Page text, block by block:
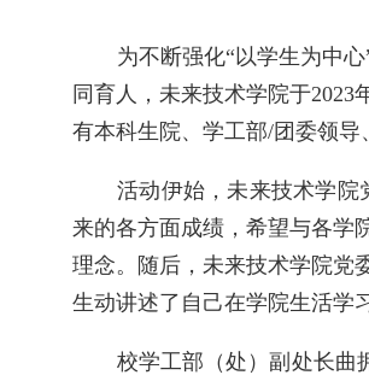
为不断强化“以学生为中心
同育人，未来技术学院于2023
有本科生院、学工部/团委领导、
活动伊始，未来技术学院
来的各方面成绩，希望与各学
理念。随后，未来技术学院党
生动讲述了自己在学院生活学
校学工部（处）副处长曲